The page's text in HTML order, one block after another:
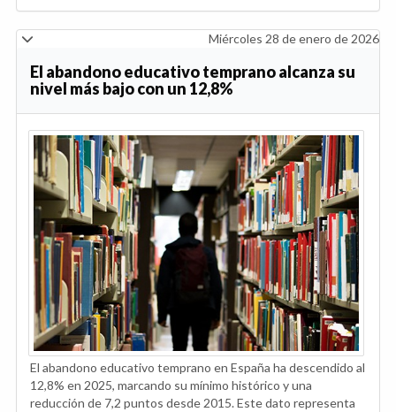
Miércoles 28 de enero de 2026
El abandono educativo temprano alcanza su
nivel más bajo con un 12,8%
El abandono educativo temprano en España ha descendido al
12,8% en 2025, marcando su mínimo histórico y una
reducción de 7,2 puntos desde 2015. Este dato representa